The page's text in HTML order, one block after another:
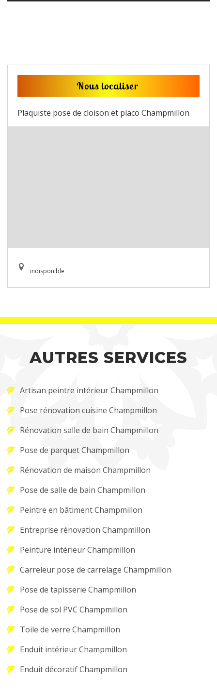
Nous localiser
Plaquiste pose de cloison et placo Champmillon
indisponible
AUTRES SERVICES
Artisan peintre intérieur Champmillon
Pose rénovation cuisine Champmillon
Rénovation salle de bain Champmillon
Pose de parquet Champmillon
Rénovation de maison Champmillon
Pose de salle de bain Champmillon
Peintre en bâtiment Champmillon
Entreprise rénovation Champmillon
Peinture intérieur Champmillon
Carreleur pose de carrelage Champmillon
Pose de tapisserie Champmillon
Pose de sol PVC Champmillon
Toile de verre Champmillon
Enduit intérieur Champmillon
Enduit décoratif Champmillon